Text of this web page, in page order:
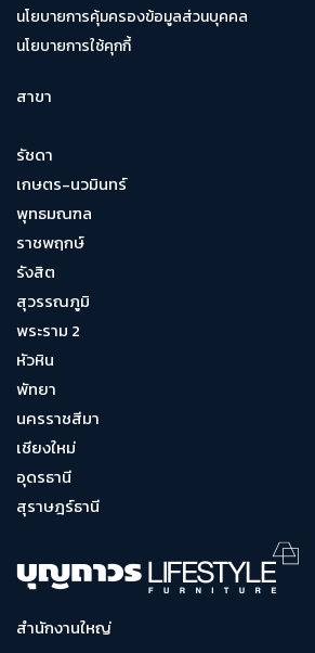
นโยบายการคุ้มครองข้อมูลส่วนบุคคล
นโยบายการใช้คุกกี้
สาขา
รัชดา
เกษตร-นวมินทร์
พุทธมณฑล
ราชพฤกษ์
รังสิต
สุวรรณภูมิ
พระราม 2
หัวหิน
พัทยา
นครราชสีมา
เชียงใหม่
อุดรธานี
สุราษฎร์ธานี
สำนักงานใหญ่